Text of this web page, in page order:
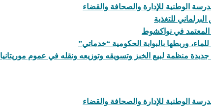
الوطنية للإدارة والصحافة والقضاء
للتغذية
المعتمد في نواكشوط
وربطها بالبوابة الحكومية “خدماتي”
منظمة لبيع الخبز وتسويقه وتوزيعه ونقله في عموم موريتانيا
الوطنية للإدارة والصحافة والقضاء